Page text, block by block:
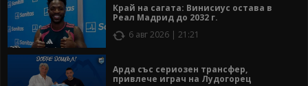
Край на сагата: Винисиус остава в
Реал Мадрид до 2032 г.
6 авг 2026 | 21:21
Арда със сериозен трансфер,
привлече играч на Лудогорец